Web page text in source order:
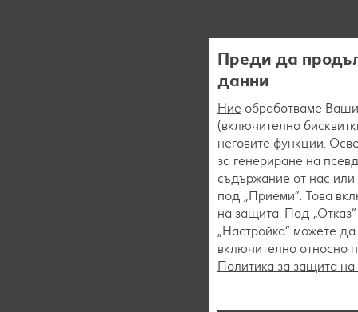
Преди да
данни
Ние обработваме
(включително
неговите функции.
за генериране на
съдържание от нас или
под „Приеми“. Това
на защита. Под
„Настройка“ можете
включително относно
Политика за защита